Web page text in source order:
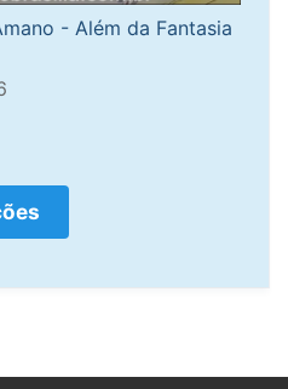
- Além da Fantasia